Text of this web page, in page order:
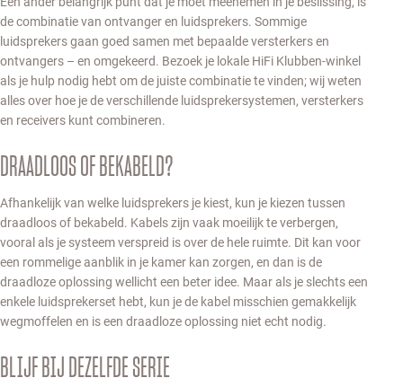
de combinatie van ontvanger en luidsprekers. Sommige
luidsprekers gaan goed samen met bepaalde versterkers en
ontvangers – en omgekeerd. Bezoek je lokale HiFi Klubben-winkel
als je hulp nodig hebt om de juiste combinatie te vinden; wij weten
alles over hoe je de verschillende luidsprekersystemen, versterkers
en receivers kunt combineren.
DRAADLOOS OF BEKABELD?
Afhankelijk van welke luidsprekers je kiest, kun je kiezen tussen
draadloos of bekabeld. Kabels zijn vaak moeilijk te verbergen,
vooral als je systeem verspreid is over de hele ruimte. Dit kan voor
een rommelige aanblik in je kamer kan zorgen, en dan is de
draadloze oplossing wellicht een beter idee. Maar als je slechts een
enkele luidsprekerset hebt, kun je de kabel misschien gemakkelijk
wegmoffelen en is een draadloze oplossing niet echt nodig.
BLIJF BIJ DEZELFDE SERIE